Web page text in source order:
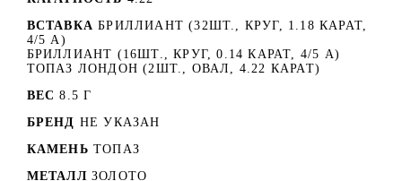
ВСТАВКА БРИЛЛИАНТ (32ШТ., КРУГ, 1.18 КАРАТ,
4/5 А)
БРИЛЛИАНТ (16ШТ., КРУГ, 0.14 КАРАТ, 4/5 А)
ТОПАЗ ЛОНДОН (2ШТ., ОВАЛ, 4.22 КАРАТ)
ВЕС 8.5 Г
БРЕНД НЕ УКАЗАН
КАМЕНЬ ТОПАЗ
МЕТАЛЛ ЗОЛОТО